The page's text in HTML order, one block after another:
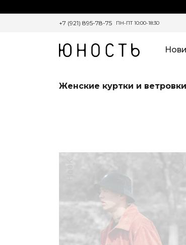
+7 (921) 895-78-75 ПН-ПТ 10:00-18:30
Женские куртки и
HooK